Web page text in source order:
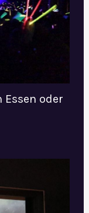
Essen oder